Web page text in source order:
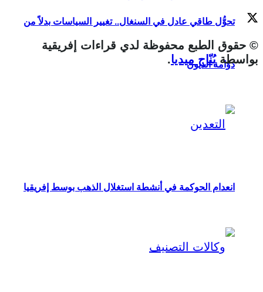
تحوُّل طاقي عادل في السنغال.. تغيير السياسات بدلاً من
دوّامة الديون
انعدام الحوكمة في أنشطة استغلال الذهب بوسط إفريقيا
© حقوق الطبع محفوظة لدي قراءات إفريقية
بواسطةبُنّاج ميديا.